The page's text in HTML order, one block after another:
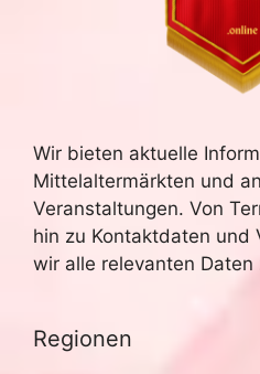
Wir bieten aktuelle
Mittelaltermärkten und
Veranstaltungen. Von
hin zu Kontaktdaten und
wir alle relevanten Daten
Regionen